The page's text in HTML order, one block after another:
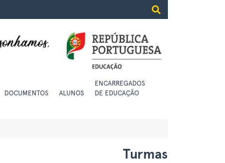
DOCUMENTOS ALUNOS
ENCARREGADOS
DE EDUCAÇÃO
Turmas